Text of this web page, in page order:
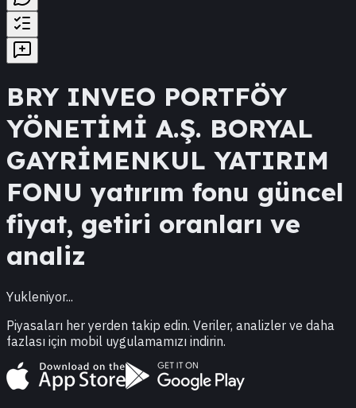
BRY INVEO PORTFÖY
YÖNETİMİ A.Ş. BORYAL
GAYRİMENKUL YATIRIM
FONU yatırım fonu güncel
fiyat, getiri oranları ve
analiz
Yukleniyor...
Piyasaları her yerden takip edin. Veriler, analizler ve daha
fazlası için mobil uygulamamızı indirin.